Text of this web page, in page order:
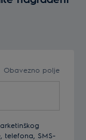
Obavezno polje
telefona, SMS-